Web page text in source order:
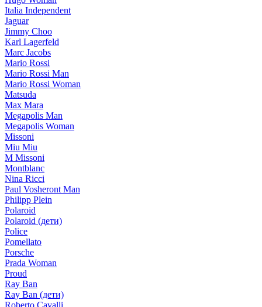
Italia Independent
Jaguar
Jimmy Choo
Karl Lagerfeld
Marc Jacobs
Mario Rossi
Mario Rossi Man
Mario Rossi Woman
Matsuda
Max Mara
Megapolis Man
Megapolis Woman
Missoni
Miu Miu
M Missoni
Montblanc
Nina Ricci
Paul Vosheront Man
Philipp Plein
Polaroid
Polaroid (дети)
Police
Pomellato
Porsche
Prada Woman
Proud
Ray Ban
Ray Ban (дети)